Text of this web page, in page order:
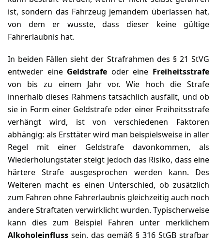
ist, sondern das Fahrzeug jemandem überlassen hat,
von dem er wusste, dass dieser keine gültige
Fahrerlaubnis hat.
In beiden Fällen sieht der Strafrahmen des § 21 StVG
entweder eine Geldstrafe oder eine Freiheitsstrafe
von bis zu einem Jahr vor. Wie hoch die Strafe
innerhalb dieses Rahmens tatsächlich ausfällt, und ob
sie in Form einer Geldstrafe oder einer Freiheitsstrafe
verhängt wird, ist von verschiedenen Faktoren
abhängig: als Ersttäter wird man beispielsweise in aller
Regel mit einer Geldstrafe davonkommen, als
Wiederholungstäter steigt jedoch das Risiko, dass eine
härtere Strafe ausgesprochen werden kann. Des
Weiteren macht es einen Unterschied, ob zusätzlich
zum Fahren ohne Fahrerlaubnis gleichzeitig auch noch
andere Straftaten verwirklicht wurden. Typischerweise
kann dies zum Beispiel Fahren unter merklichem
Alkoholeinfluss sein, das gemäß § 316 StGB strafbar